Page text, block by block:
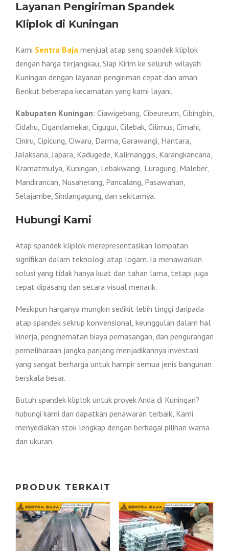
Layanan Pengiriman Spandek
Kliplok di Kuningan
Kami Sentra Baja menjual atap seng spandek kliplok
dengan harga terjangkau, Siap Kirim ke seluruh wilayah
Kuningan dengan layanan pengiriman cepat dan aman.
Berikut beberapa kecamatan yang kami layani.
Kabupaten Kuningan: Ciawigebang, Cibeureum, Cibingbin,
Cidahu, Cigandamekar, Cigugur, Cilebak, Cilimus, Cimahi,
Ciniru, Cipicung, Ciwaru, Darma, Garawangi, Hantara,
Jalaksana, Japara, Kadugede, Kalimanggis, Karangkancana,
Kramatmulya, Kuningan, Lebakwangi, Luragung, Maleber,
Mandirancan, Nusaherang, Pancalang, Pasawahan,
Selajambe, Sindangagung, dan sekitarnya.
Hubungi Kami
Atap spandek kliplok merepresentasikan lompatan
signifikan dalam teknologi atap logam. Ia menawarkan
solusi yang tidak hanya kuat dan tahan lama, tetapi juga
cepat dipasang dan secara visual menarik.
Meskipun harganya mungkin sedikit lebih tinggi daripada
atap spandek sekrup konvensional, keunggulan dalam hal
kinerja, penghematan biaya pemasangan, dan pengurangan
pemeliharaan jangka panjang menjadikannya investasi
yang sangat berharga untuk hampir semua jenis bangunan
berskala besar.
Butuh spandek kliplok untuk proyek Anda di Kuningan?
hubungi kami dan dapatkan penawaran terbaik, Kami
menyediakan stok lengkap dengan berbagai pilihan warna
dan ukuran.
PRODUK TERKAIT